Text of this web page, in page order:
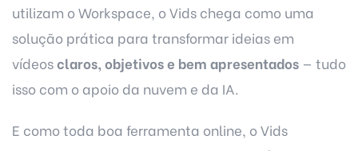
utilizam o Workspace, o Vids chega como uma
solução prática para transformar ideias em
vídeosclaros, objetivos e bem apresentados — tudo
isso com o apoio da nuvem e da IA.
E como toda boa ferramenta online, o Vids